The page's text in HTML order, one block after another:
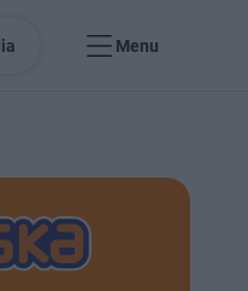
Menu